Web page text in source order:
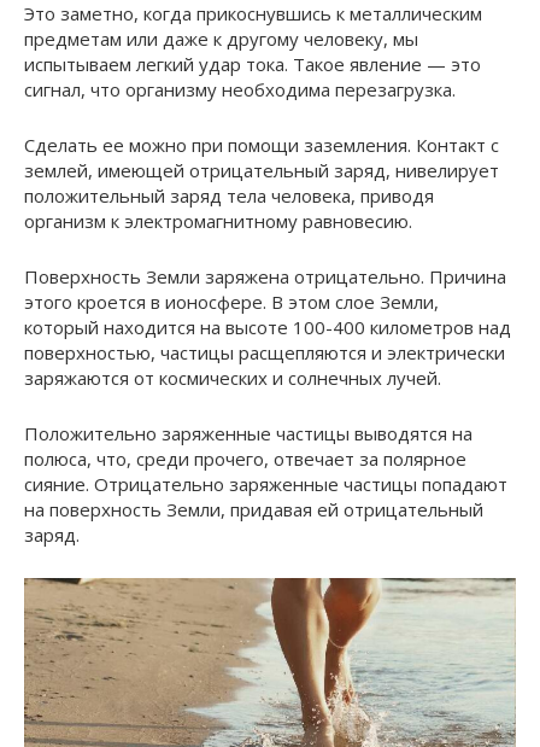
Это заметно, когда прикоснувшись к металлическим
предметам или даже к другому человеку, мы
испытываем легкий удар тока. Такое явление — это
сигнал, что организму необходима перезагрузка.
Сделать ее можно при помощи заземления. Контакт с
землей, имеющей отрицательный заряд, нивелирует
положительный заряд тела человека, приводя
организм к электромагнитному равновесию.
Поверхность Земли заряжена отрицательно. Причина
этого кроется в ионосфере. В этом слое Земли,
который находится на высоте 100-400 километров над
поверхностью, частицы расщепляются и электрически
заряжаются от космических и солнечных лучей.
Положительно заряженные частицы выводятся на
полюса, что, среди прочего, отвечает за полярное
сияние. Отрицательно заряженные частицы попадают
на поверхность Земли, придавая ей отрицательный
заряд.